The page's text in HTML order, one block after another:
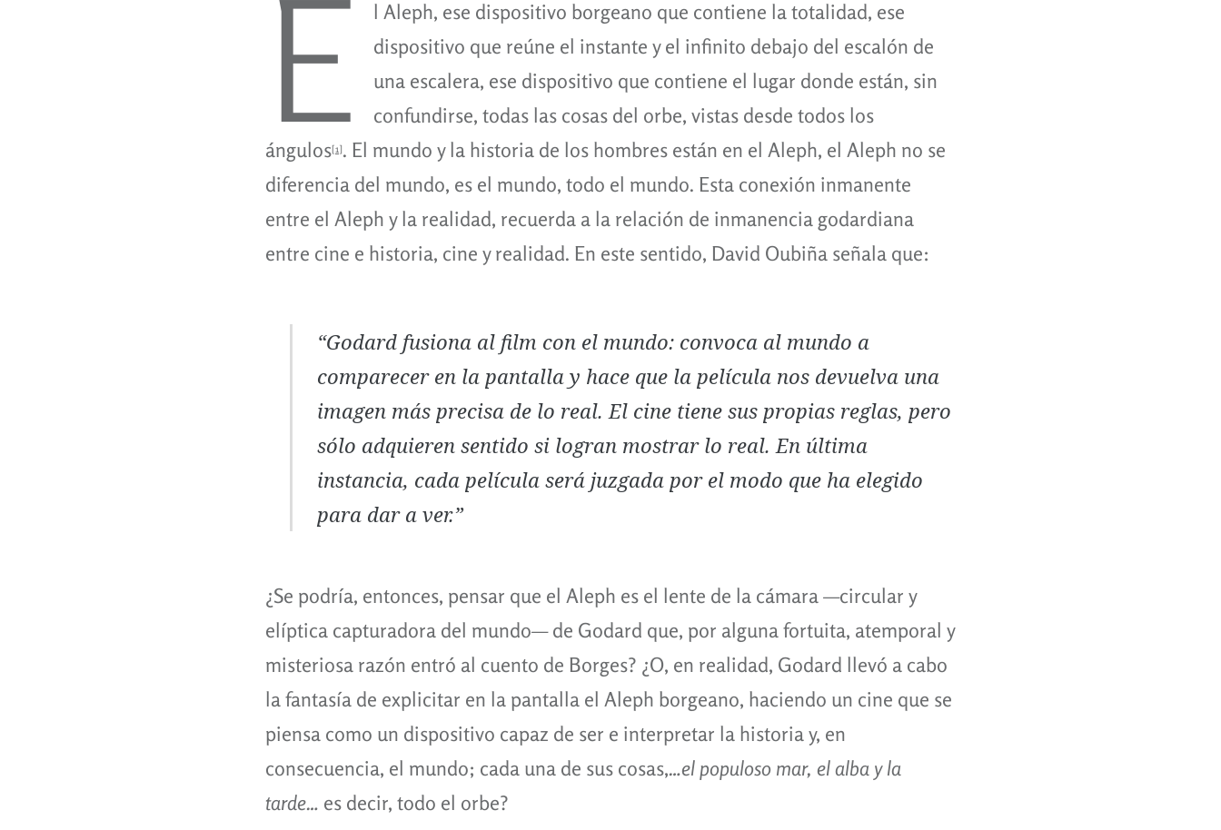
E
l Aleph, ese dispositivo borgeano que contiene la totalidad, ese
dispositivo que reúne el instante y el infinito debajo del escalón de
una escalera, ese dispositivo que contiene el lugar donde están, sin
confundirse, todas las cosas del orbe, vistas desde todos los
ángulos[1]. El mundo y la historia de los hombres están en el Aleph, el Aleph no se
diferencia del mundo, es el mundo, todo el mundo. Esta conexión inmanente
entre el Aleph y la realidad, recuerda a la relación de inmanencia godardiana
entre cine e historia, cine y realidad. En este sentido, David Oubiña señala que:
“Godard fusiona al film con el mundo: convoca al mundo a
comparecer en la pantalla y hace que la película nos devuelva una
imagen más precisa de lo real. El cine tiene sus propias reglas, pero
sólo adquieren sentido si logran mostrar lo real. En última
instancia, cada película será juzgada por el modo que ha elegido
para dar a ver.”
¿Se podría, entonces, pensar que el Aleph es el lente de la cámara—circular y
elíptica capturadora del mundo—de Godard que, por alguna fortuita, atemporal y
misteriosa razón entró al cuento de Borges? ¿O, en realidad, Godard llevó a cabo
la fantasía de explicitar en la pantalla el Aleph borgeano, haciendo un cine que se
piensa como un dispositivo capaz de ser e interpretar la historia y, en
consecuencia, el mundo; cada una de sus cosas,…el populoso mar, el alba y la
tarde… es decir, todo el orbe?